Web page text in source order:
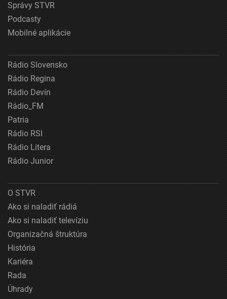
Správy STVR
Podcasty
Mobilné aplikácie
Rádio Slovensko
Rádio Regina
Rádio Devín
Rádio_FM
Patria
Rádio RSI
Rádio Litera
Rádio Junior
O STVR
Ako si naladiť rádiá
Ako si naladiť televíziu
Organizačná štruktúra
História
Kariéra
Rada
Úhrady